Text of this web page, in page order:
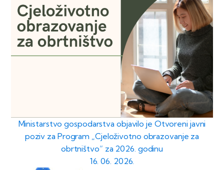
Ministarstvo gospodarstva objavilo je Otvoreni javni
poziv za Program „Cjeloživotno obrazovanje za
obrtništvo“ za 2026. godinu
16. 06. 2026.